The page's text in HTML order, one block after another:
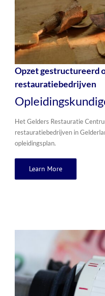
Opzet gestructureerd
restauratiebedrijven
Het Gelders Restauratie
restauratiebedrijven in
opleidingsplan.
Learn More